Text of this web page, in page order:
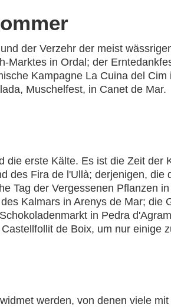
der Verzehr der meist
Marktes in Ordal; der
Kampagne La Cuina del
Muschelfest, in Canet de Mar.
erste Kälte. Es ist die Zeit
des Fira de l'Ullà; derjenigen,
Tag der Vergessenen Pflanzen
Kalmars in Arenys de Mar;
in Pedra
de Boix, um nur einige
werden, von denen viele